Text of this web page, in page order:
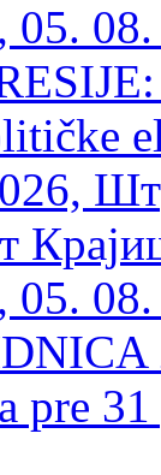
05.
05.
pre